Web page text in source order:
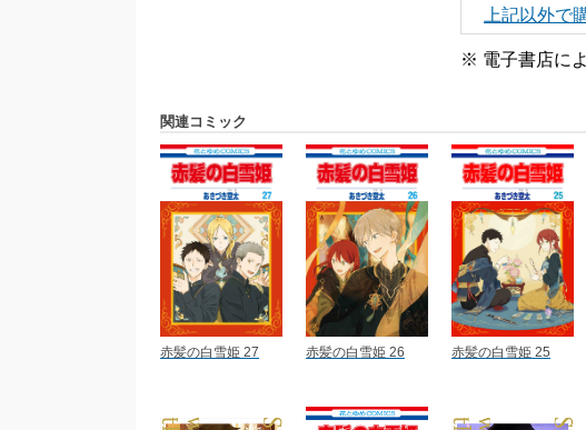
上記以外で
※ 電子書店に
関連コミック
赤髪の白雪姫 27 赤髪の白雪姫 26 赤髪の白雪姫 25